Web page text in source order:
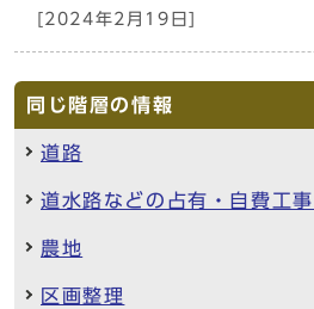
[2024年2月19日]
同じ階層の情報
道路
道水路などの占有・自費工
農地
区画整理